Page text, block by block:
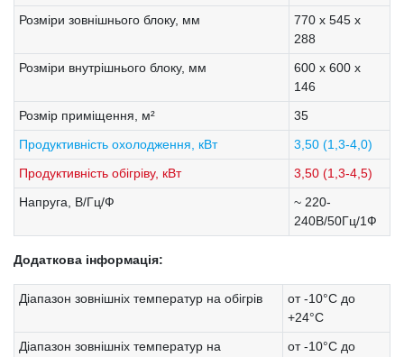
Розміри зовнішнього блоку, мм
770 x 545 x
288
Розміри внутрішнього блоку, мм
600 x 600 x
146
Розмір приміщення, м²
35
Продуктивність охолодження, кВт
3,50 (1,3-4,0)
Продуктивність обігріву, кВт
3,50 (1,3-4,5)
Напруга, В/Гц/Ф
~ 220-
240В/50Гц/1Ф
Додаткова інформація:
Діапазон зовнішніх температур на обігрів
от -10°С до
+24°С
Діапазон зовнішніх температур на
от -10°С до